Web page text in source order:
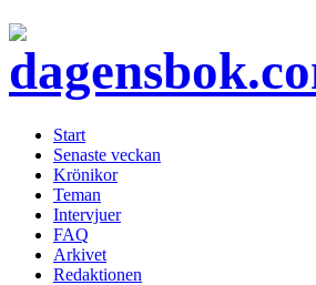
Start
Senaste veckan
Krönikor
Teman
Intervjuer
FAQ
Arkivet
Redaktionen